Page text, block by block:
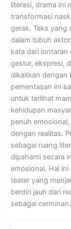
literasi, drama ini
transformasi
gerak. Teks yang
dalam tubuh
kata dari lontaran
gestur, ekspresi,
dikaitkan dengan
pementasan ini
untuk terlihat
kehidupan
penuh
dengan realitas.
sebagai ruang
dipahami secara
emosional. Hal
teater yang
berdiri jauh dari
sebagai cerminan.